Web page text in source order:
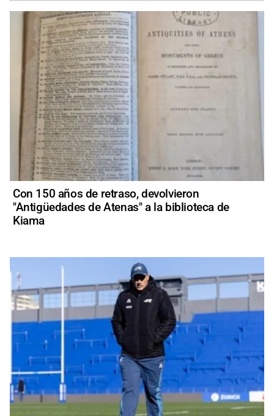
Con 150 años de retraso, devolvieron
"Antigüedades de Atenas" a la biblioteca de
Kiama